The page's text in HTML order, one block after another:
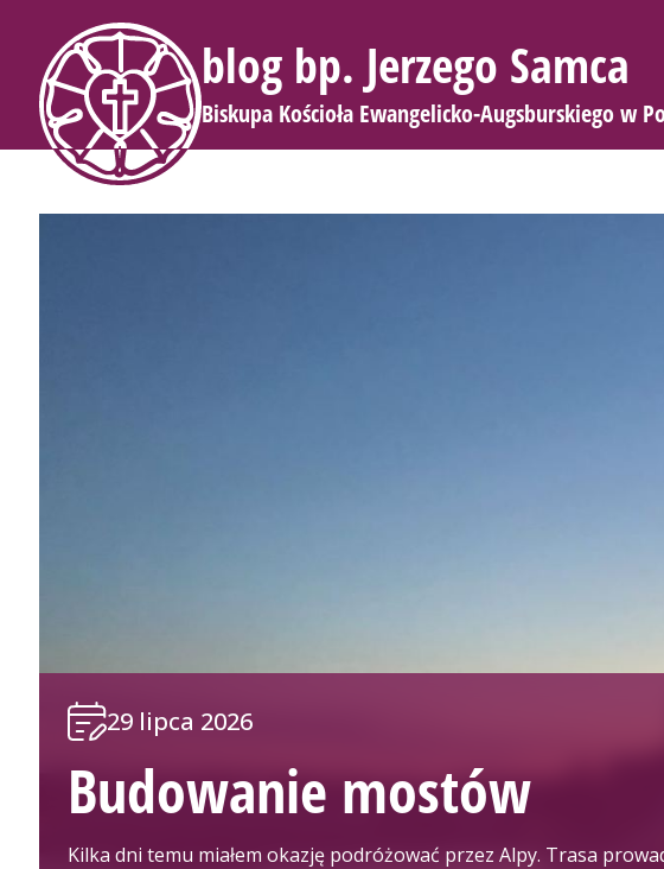
blog bp. Jerzego Samca
Biskupa Kościoła Ewangelicko-Augsburskiego w
29 lipca 2026
Budowanie mostów
Kilka dni temu miałem okazję podróżować przez Alpy. Trasa